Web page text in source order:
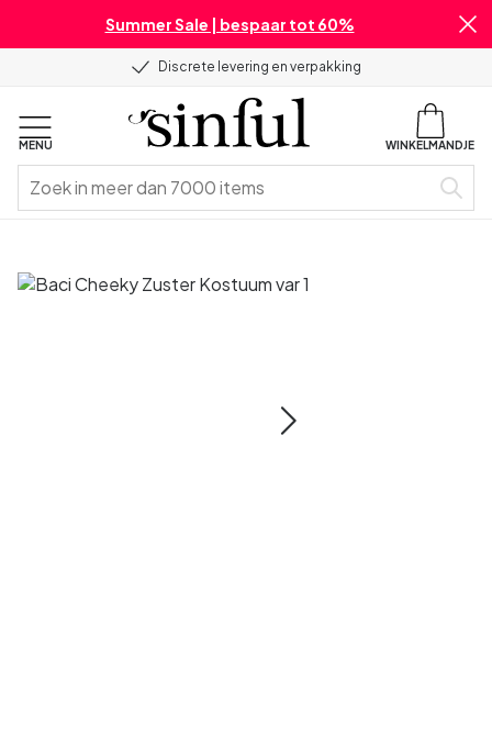
Summer Sale | bespaar tot 60%
Discrete levering en verpakking
MENU WINKELMANDJE